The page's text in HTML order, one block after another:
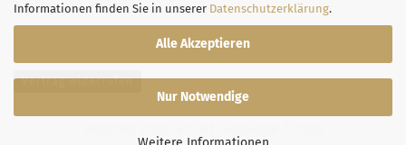
Informationen finden Sie in unserer Datenschutzerklärung.
Alle Akzeptieren
Nur Notwendige
Safran-Feinkost auf Instagram
Vertrag widerrufen